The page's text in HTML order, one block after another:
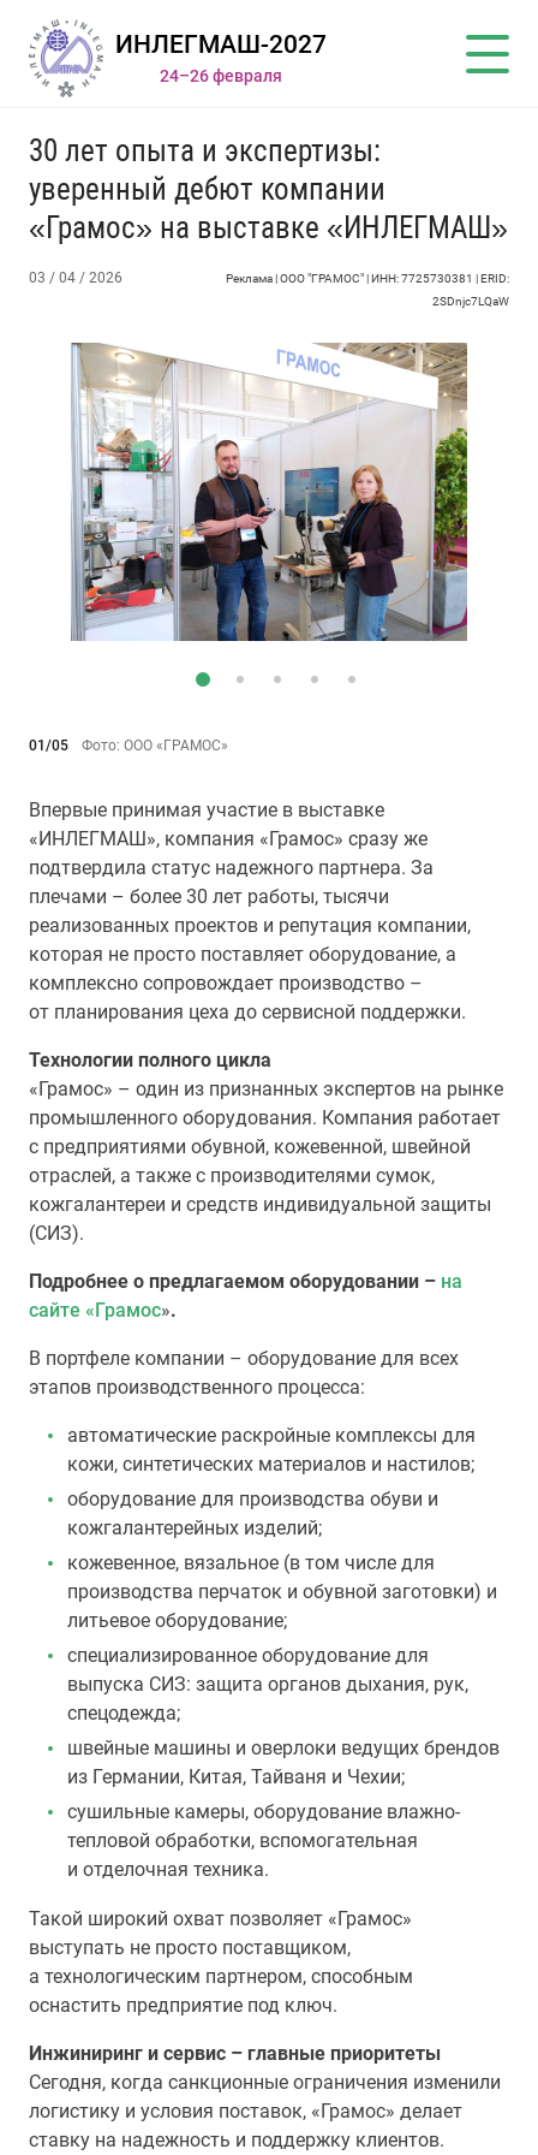
ИНЛЕГМАШ-2027
24–26 февраля
30 лет опыта и экспертизы:
уверенный дебют компании
«Грамос» на выставке «ИНЛЕГМАШ»
03 / 04 / 2026
Реклама | ООО "ГРАМОС" | ИНН: 7725730381 | ERID:
2SDnjc7LQaW
01/05 Фото: ООО «ГРАМОС»
Впервые принимая участие в выставке
«ИНЛЕГМАШ», компания «Грамос» сразу же
подтвердила статус надежного партнера. За
плечами – более 30 лет работы, тысячи
реализованных проектов и репутация компании,
которая не просто поставляет оборудование, а
комплексно сопровождает производство –
от планирования цеха до сервисной поддержки.
Технологии полного цикла
«Грамос» – один из признанных экспертов на рынке
промышленного оборудования. Компания работает
с предприятиями обувной, кожевенной, швейной
отраслей, а также с производителями сумок,
кожгалантереи и средств индивидуальной защиты
(СИЗ).
Подробнее о предлагаемом оборудовании – на
сайте «Грамос».
В портфеле компании – оборудование для всех
этапов производственного процесса:
автоматические раскройные комплексы для
кожи, синтетических материалов и настилов;
оборудование для производства обуви и
кожгалантерейных изделий;
кожевенное, вязальное (в том числе для
производства перчаток и обувной заготовки) и
литьевое оборудование;
специализированное оборудование для
выпуска СИЗ: защита органов дыхания, рук,
спецодежда;
швейные машины и оверлоки ведущих брендов
из Германии, Китая, Тайваня и Чехии;
сушильные камеры, оборудование влажно-
тепловой обработки, вспомогательная
и отделочная техника.
Такой широкий охват позволяет «Грамос»
выступать не просто поставщиком,
а технологическим партнером, способным
оснастить предприятие под ключ.
Инжиниринг и сервис – главные приоритеты
Сегодня, когда санкционные ограничения изменили
логистику и условия поставок, «Грамос» делает
ставку на надежность и поддержку клиентов.